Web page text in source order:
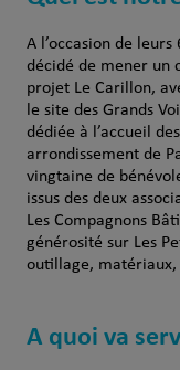
A l’occasion de leurs
décidé de mener un
projet Le Carillon,
le site des Grands
dédiée à l’accueil
arrondissement de
vingtaine de
issus des deux
Les Compagnons
générosité sur Les
outillage,
A quoi va